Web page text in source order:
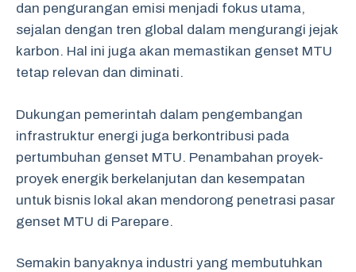
dan pengurangan emisi menjadi fokus utama,
sejalan dengan tren global dalam mengurangi jejak
karbon. Hal ini juga akan memastikan genset MTU
tetap relevan dan diminati.
Dukungan pemerintah dalam pengembangan
infrastruktur energi juga berkontribusi pada
pertumbuhan genset MTU. Penambahan proyek-
proyek energik berkelanjutan dan kesempatan
untuk bisnis lokal akan mendorong penetrasi pasar
genset MTU di Parepare.
Semakin banyaknya industri yang membutuhkan